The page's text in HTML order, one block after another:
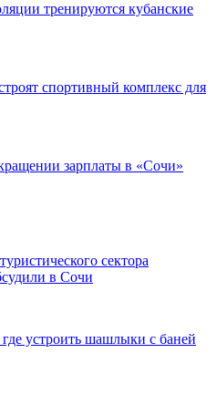
тренируются кубанские
спортивный комплекс для
зарплаты в «Сочи»
сектора
в Сочи
устроить шашлыки с баней